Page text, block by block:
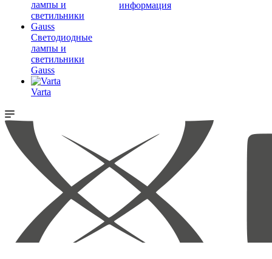
Светодиодные
лампы и
светильники
Gauss
Varta
информация